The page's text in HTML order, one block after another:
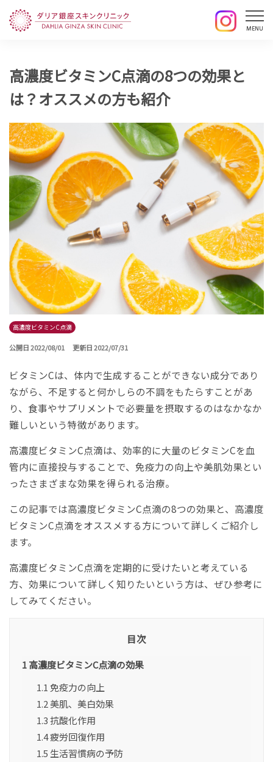
高濃度ビタミンC点滴の8つの効果と
は？オススメの方も紹介
高濃度ビタミンC点滴
公開日 2022/08/01 更新日 2022/07/31
ビタミンCは、体内で生成することができない成分であり
ながら、不足すると何かしらの不調をもたらすことがあ
り、食事やサプリメントで必要量を摂取するのはなかなか
難しいという特徴があります。
高濃度ビタミンC点滴は、効率的に大量のビタミンCを血
管内に直接投与することで、免疫力の向上や美肌効果とい
ったさまざまな効果を得られる治療。
この記事では高濃度ビタミンC点滴の8つの効果と、高濃度
ビタミンC点滴をオススメする方について詳しくご紹介し
ます。
高濃度ビタミンC点滴を定期的に受けたいと考えている
方、効果について詳しく知りたいという方は、ぜひ参考に
してみてください。
目次
1高濃度ビタミンC点滴の効果
1.1 免疫力の向上
1.2 美肌、美白効果
1.3抗酸化作用
1.4疲労回復作用
1.5 生活習慣病の予防